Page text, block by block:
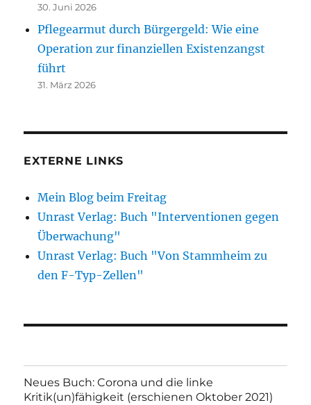
30. Juni 2026
Pflegearmut durch Bürgergeld: Wie eine
Operation zur finanziellen Existenzangst
führt
31. März 2026
EXTERNE LINKS
Mein Blog beim Freitag
Unrast Verlag: Buch "Interventionen gegen
Überwachung"
Unrast Verlag: Buch "Von Stammheim zu
den F-Typ-Zellen"
Neues Buch: Corona und die linke
Kritik(un)fähigkeit (erschienen Oktober 2021)